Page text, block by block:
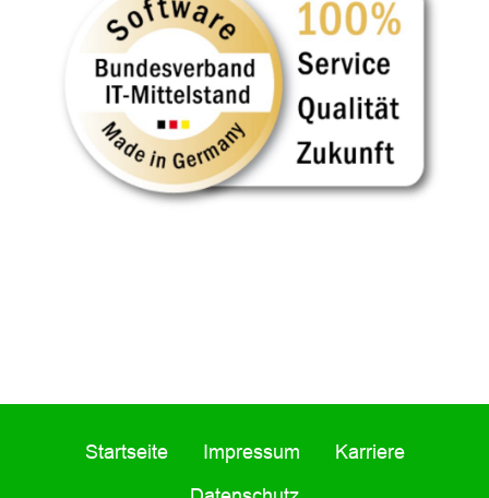
Startseite Impressum
Karriere